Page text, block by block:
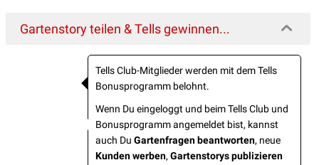
Gartenstory teilen & Tells gewinnen...
Tells Club-Mitglieder werden mit dem Tells
Bonusprogramm belohnt.
Wenn Du eingeloggt und beim Tells Club und
Bonusprogramm angemeldet bist, kannst
auch Du Gartenfragen beantworten, neue
Kunden werben, Gartenstorys publizieren